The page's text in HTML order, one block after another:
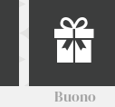
Buono